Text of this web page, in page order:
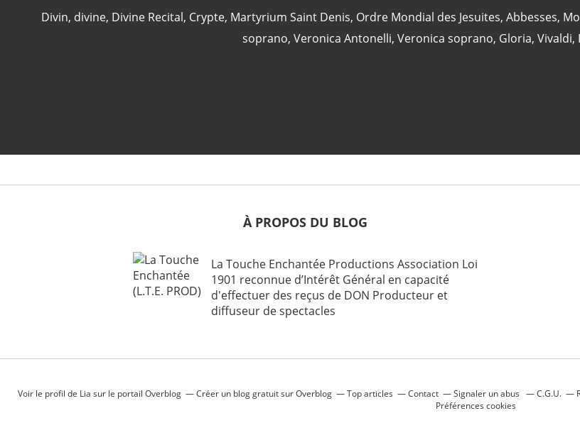
Divin, divine, Divine Recital, Crypte, Martyrium Saint Denis, Ordre Mondial des Jesuites, Abbesses,
soprano, Veronica Antonelli, Veronica soprano, Gloria, Vivaldi,
À PROPOS DU BLOG
La Touche Enchantée Productions Association Loi
1901 reconnue d’Intérêt Général en capacité
d'effectuer des reçus de DON Producteur et
diffuseur de spectacles
Voir le profil de Lia sur le portail Overblog Créer un blog gratuit sur Overblog Top articles Contact Signaler un abus C.G.U.
Préférences cookies